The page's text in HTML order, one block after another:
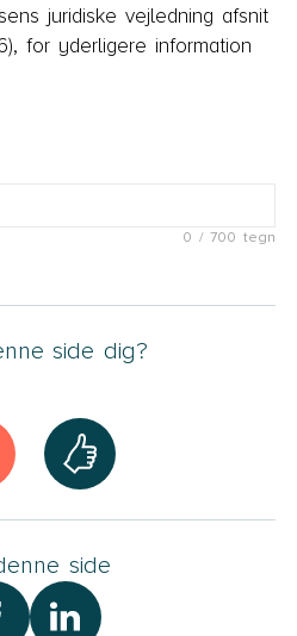
juridiske vejledning afsnit
for yderligere information
0 / 700 tegn
og mit fornavn bliver
hvordan vi behandler og
Persondatapolitik
side dig?
side